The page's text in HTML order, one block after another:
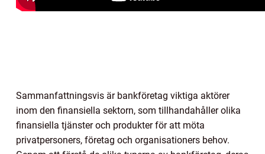
Sammanfattningsvis är bankföretag viktiga aktörer
inom den finansiella sektorn, som tillhandahåller olika
finansiella tjänster och produkter för att möta
privatpersoners, företag och organisationers behov.